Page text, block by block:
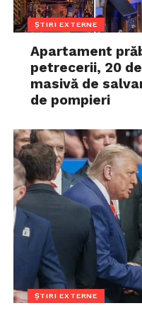
ȘTIRI EXTERNE
Apartament
petrecerii, 20
masivă de
de pompieri
ȘTIRI EXTERNE